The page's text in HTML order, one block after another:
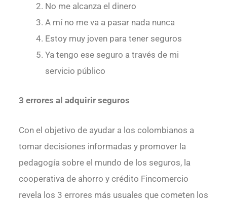
No me alcanza el dinero
A mí no me va a pasar nada nunca
Estoy muy joven para tener seguros
Ya tengo ese seguro a través de mi
servicio público
3 errores al adquirir seguros
Con el objetivo de ayudar a los colombianos a
tomar decisiones informadas y promover la
pedagogía sobre el mundo de los seguros, la
cooperativa de ahorro y crédito Fincomercio
revela los 3 errores más usuales que cometen los